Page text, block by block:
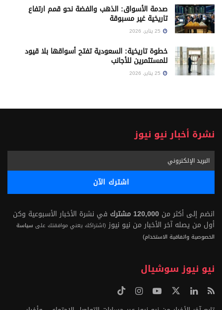
صدمة الأسواق: الذهب والفضة نحو قمم ارتفاع
تاريخية غير مسبوقة
خطوة تاريخية: السعودية تفتح أسواقها بلا قيود
للمستثمرين للأجانب
نشرة أخبار نيو نيوز
انضم إلى أكثر من 120,000 مشترك
في نشرة الأخبار الأسبوعية وكن
أول من يصله آخر الأخبار من نيو نيوز (اشتراكك يعني موافقتك على سياسة
الخصوصية واتفاقية الاستخدام)
نيو نيوز سوشيال